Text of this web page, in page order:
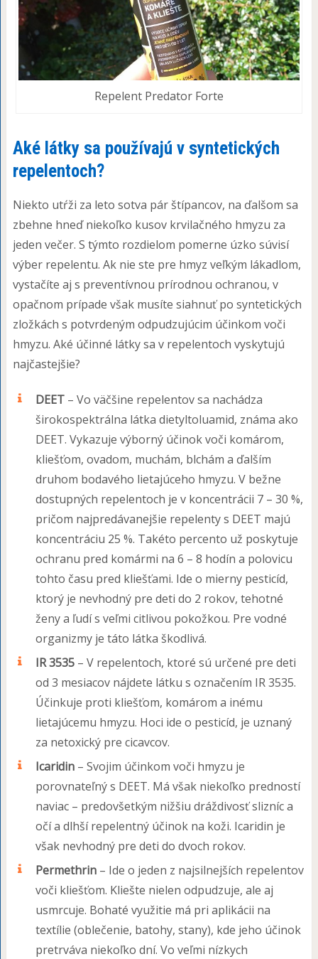
Repelent Predator Forte
Aké látky sa používajú v syntetických
repelentoch?
Niekto utŕži za leto sotva pár štípancov, na ďalšom sa
zbehne hneď niekoľko kusov krvilačného hmyzu za
jeden večer. S týmto rozdielom pomerne úzko súvisí
výber repelentu. Ak nie ste pre hmyz veľkým lákadlom,
vystačíte aj s preventívnou prírodnou ochranou, v
opačnom prípade však musíte siahnuť po syntetických
zložkách s potvrdeným odpudzujúcim účinkom voči
hmyzu. Aké účinné látky sa v repelentoch vyskytujú
najčastejšie?
DEET– Vo väčšine repelentov sa nachádza
širokospektrálna látka dietyltoluamid, známa ako
DEET. Vykazuje výborný účinok voči komárom,
kliešťom, ovadom, muchám, blchám a ďalším
druhom bodavého lietajúceho hmyzu. V bežne
dostupných repelentoch je v koncentrácii 7 – 30 %,
pričom najpredávanejšie repelenty s DEET majú
koncentráciu 25 %. Takéto percento už poskytuje
ochranu pred komármi na 6 – 8 hodín a polovicu
tohto času pred kliešťami. Ide o mierny pesticíd,
ktorý je nevhodný pre deti do 2 rokov, tehotné
ženy a ľudí s veľmi citlivou pokožkou. Pre vodné
organizmy je táto látka škodlivá.
IR 3535– V repelentoch, ktoré sú určené pre deti
od 3 mesiacov nájdete látku s označením IR 3535.
Účinkuje proti kliešťom, komárom a inému
lietajúcemu hmyzu. Hoci ide o pesticíd, je uznaný
za netoxický pre cicavcov.
Icaridin– Svojim účinkom voči hmyzu je
porovnateľný s DEET. Má však niekoľko predností
naviac – predovšetkým nižšiu dráždivosť slizníc a
očí a dlhší repelentný účinok na koži. Icaridin je
však nevhodný pre deti do dvoch rokov.
Permethrin– Ide o jeden z najsilnejších repelentov
voči kliešťom. Kliešte nielen odpudzuje, ale aj
usmrcuje. Bohaté využitie má pri aplikácii na
textílie (oblečenie, batohy, stany), kde jeho účinok
pretrváva niekoľko dní. Vo veľmi nízkych